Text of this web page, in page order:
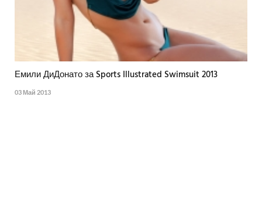
Емили ДиДонато за Sports Illustrated Swimsuit 2013
03 Май 2013